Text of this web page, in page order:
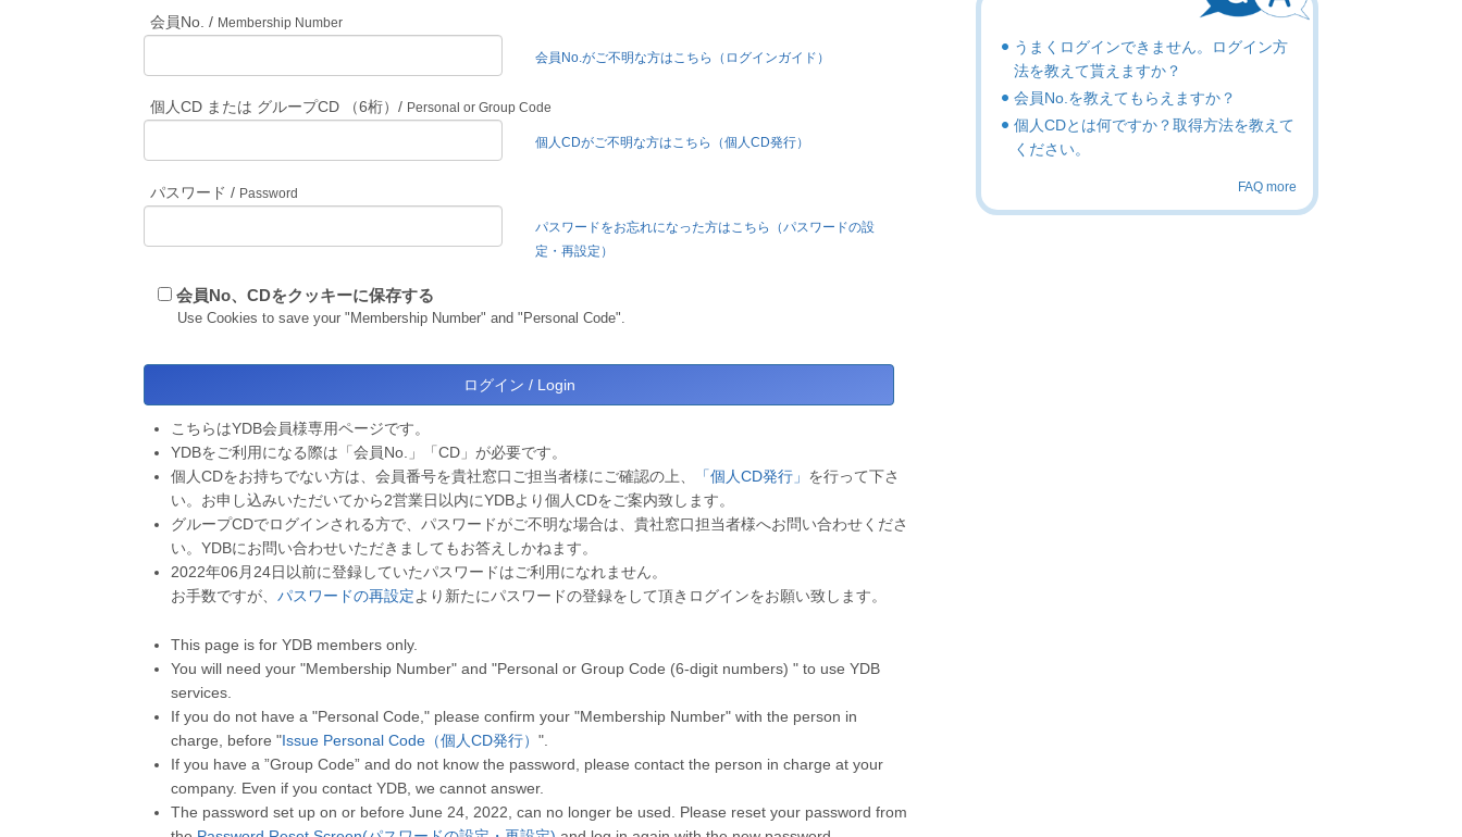
会員No. / Membership Number
会員No.がご不明な方はこちら（ログインガイド）
個人CD または グループCD （6桁）/ Personal or Group Code
個人CDがご不明な方はこちら（個人CD発行）
パスワード / Password
パスワードをお忘れになった方はこちら（パスワードの設
定・再設定）
会員No、CDをクッキーに保存する
Use Cookies to save your "Membership Number" and "Personal Code".
こちらはYDB会員様専用ページです。
YDBをご利用になる際は「会員No.」「CD」が必要です。
個人CDをお持ちでない方は、会員番号を貴社窓口ご担当者様にご確認の上、
「個人CD発行」 を行って下さ
い。お申し込みいただいてから2営業日以内にYDBより個人CDをご案内致します。
グループCDでログインされる方で、パスワードがご不明な場合は、貴社窓口担当者様へお問い合わせくださ
い。YDBにお問い合わせいただきましてもお答えしかねます。
2022年06月24日以前に登録していたパスワードはご利用になれません。
お手数ですが、 パスワードの再設定より新たにパスワードの登録をして頂きログインをお願い致します。
This page is for YDB members only.
You will need your "Membership Number" and "Personal or Group Code (6-digit numbers) " to use YDB
services.
If you do not have a "Personal Code," please confirm your "Membership Number" with the person in
charge, before "Issue Personal Code（個人CD発行） ".
If you have a ”Group Code” and do not know the password, please contact the person in charge at your
company. Even if you contact YDB, we cannot answer.
The password set up on or before June 24, 2022, can no longer be used. Please reset your password from
うまくログインできません。ログイン方
法を教えて貰えますか？
会員No.を教えてもらえますか？
個人CDとは何ですか？取得方法を教えて
ください。
FAQ more